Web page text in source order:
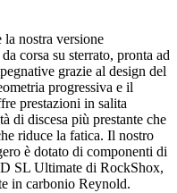
nostra versione
corsa su sterrato, pronta ad
grazie al design del
progressiva e il
prestazioni in salita
di discesa più prestante che
riduce la fatica. Il nostro
è dotato di componenti di
SL Ultimate di RockShox,
in carbonio Reynold.